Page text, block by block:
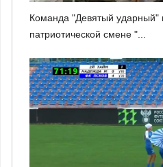
Команда "Девятый ударный"
патриотической смене "...